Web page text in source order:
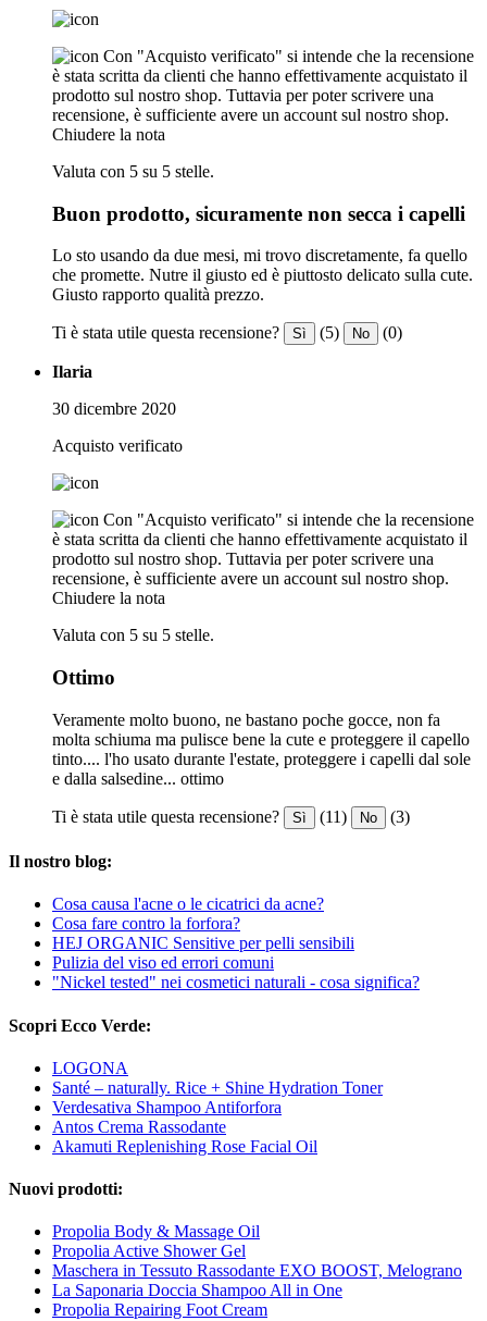
Con "Acquisto verificato" si intende che la recensione
è stata scritta da clienti che hanno effettivamente acquistato il
prodotto sul nostro shop. Tuttavia per poter scrivere una
recensione, è sufficiente avere un account sul nostro shop.
Chiudere la nota
Valuta con 5 su 5 stelle.
Buon prodotto, sicuramente non secca i capelli
Lo sto usando da due mesi, mi trovo discretamente, fa quello
che promette. Nutre il giusto ed è piuttosto delicato sulla cute.
Giusto rapporto qualità prezzo.
Ti è stata utile questa recensione? Sì (5) No (0)
Ilaria
30 dicembre 2020
Acquisto verificato
Con "Acquisto verificato" si intende che la recensione
è stata scritta da clienti che hanno effettivamente acquistato il
prodotto sul nostro shop. Tuttavia per poter scrivere una
recensione, è sufficiente avere un account sul nostro shop.
Chiudere la nota
Valuta con 5 su 5 stelle.
Ottimo
Veramente molto buono, ne bastano poche gocce, non fa
molta schiuma ma pulisce bene la cute e proteggere il capello
tinto.... l'ho usato durante l'estate, proteggere i capelli dal sole
e dalla salsedine... ottimo
Ti è stata utile questa recensione? Sì (11) No (3)
Il nostro blog:
Cosa causa l'acne o le cicatrici da acne?
Cosa fare contro la forfora?
HEJ ORGANIC Sensitive per pelli sensibili
Pulizia del viso ed errori comuni
"Nickel tested" nei cosmetici naturali - cosa significa?
Scopri Ecco Verde:
LOGONA
Santé – naturally. Rice + Shine Hydration Toner
Verdesativa Shampoo Antiforfora
Antos Crema Rassodante
Akamuti Replenishing Rose Facial Oil
Nuovi prodotti:
Propolia Body & Massage Oil
Propolia Active Shower Gel
Maschera in Tessuto Rassodante EXO BOOST, Melograno
La Saponaria Doccia Shampoo All in One
Propolia Repairing Foot Cream